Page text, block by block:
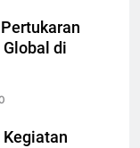
di